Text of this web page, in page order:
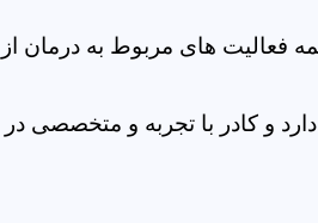
های مربوط به درمان از
و کادر با تجربه و متخصصی